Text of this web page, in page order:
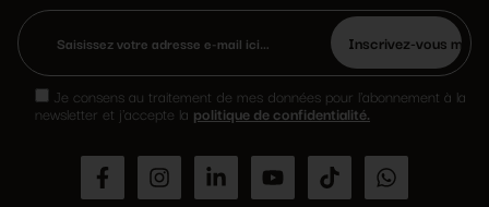
Veuillez
laisser
ce
Je consens au traitement de mes données pour l'abonnement à la
newsletter et j'accepte la politique de confidentialité.